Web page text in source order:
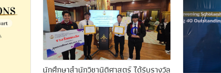
นักศึกษาสำนักวิชานิติศาสตร์ ได้รับรางวัล